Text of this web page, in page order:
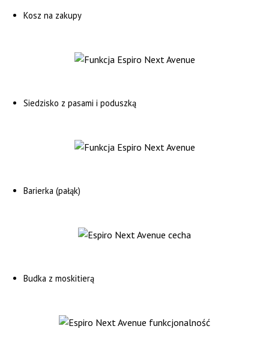
Kosz na zakupy
Siedzisko z pasami i poduszką
Barierka (pałąk)
Budka z moskitierą